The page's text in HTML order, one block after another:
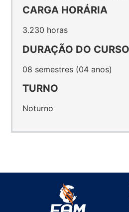
CARGA HORÁRIA
3.230 horas
DURAÇÃO DO CURSO
08 semestres (04 anos)
TURNO
Noturno